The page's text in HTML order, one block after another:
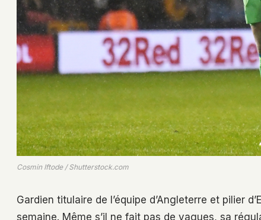
Cosmin Iftode / Shutterstock.com
Gardien titulaire de l’équipe d’Angleterre et pilier
semaine. Même s’il ne fait pas de vagues, sa